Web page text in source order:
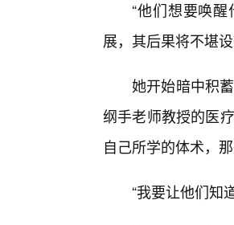
“他们想要唤
展，其后果将不堪
她开始暗中积
纲手老师教授的医
自己所学的体术，
“我要让他们知